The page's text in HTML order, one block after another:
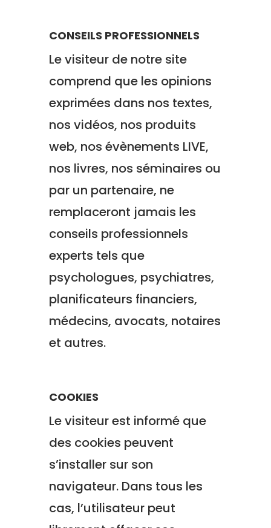
CONSEILS PROFESSIONNELS
Le visiteur de notre site
comprend que les opinions
exprimées dans nos textes,
nos vidéos, nos produits
web, nos évènements LIVE,
nos livres, nos séminaires ou
par un partenaire, ne
remplaceront jamais les
conseils professionnels
experts tels que
psychologues, psychiatres,
planificateurs financiers,
médecins, avocats, notaires
et autres.
COOKIES
Le visiteur est informé que
des cookies peuvent
s’installer sur son
navigateur. Dans tous les
cas, l’utilisateur peut